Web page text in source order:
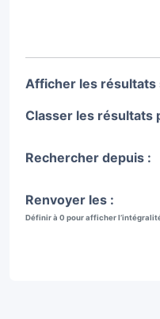
Afficher les résultats
Classer les résultats
Rechercher depuis :
Renvoyer les :
Définir à 0 pour afficher